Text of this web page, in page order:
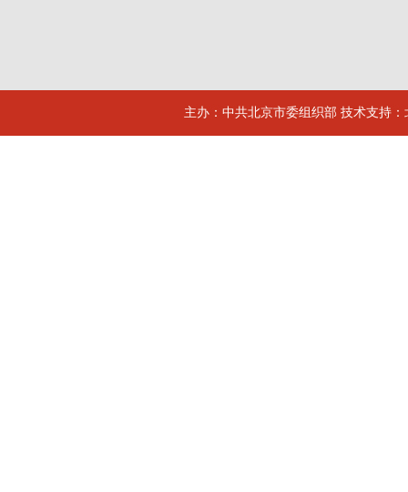
主办：中共北京市委组织部 技术支持